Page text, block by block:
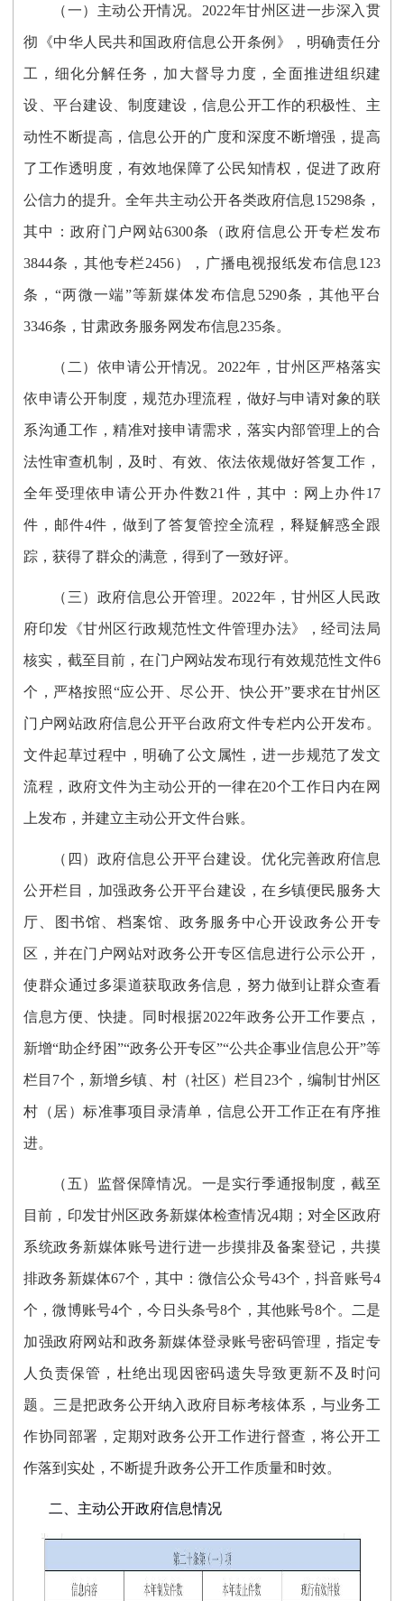
（一）主动公开情况。 2022年甘州区进一步深入贯
彻《中华人民共和国政府信息公开条例》，明确责任分
工，细化分解任务，加大督导力度，全面推进组织建
设、平台建设、制度建设，信息公开工作的积极性、主
动性不断提高，信息公开的广度和深度不断增强，提高
了工作透明度，有效地保障了公民知情权，促进了政府
公信力的提升。全年共主动公开各类政府信息15298条，
其中：政府门户网站6300条（政府信息公开专栏发布
3844条，其他专栏2456），广播电视报纸发布信息123
条，“两微一端”等新媒体发布信息5290条，其他平台
3346条，甘肃政务服务网发布信息235条。
（二）依申请公开情况。 2022年，甘州区严格落实
依申请公开制度，规范办理流程，做好与申请对象的联
系沟通工作，精准对接申请需求，落实内部管理上的合
法性审查机制，及时、有效、依法依规做好答复工作，
全年受理依申请公开办件数21件，其中：网上办件17
件，邮件4件，做到了答复管控全流程，释疑解惑全跟
踪，获得了群众的满意，得到了一致好评。
（三）政府信息公开管理。 2022年，甘州区人民政
府印发《甘州区行政规范性文件管理办法》，经司法局
核实，截至目前，在门户网站发布现行有效规范性文件6
个，严格按照“应公开、尽公开、快公开”要求在甘州区
门户网站政府信息公开平台政府文件专栏内公开发布。
文件起草过程中，明确了公文属性，进一步规范了发文
流程，政府文件为主动公开的一律在20个工作日内在网
上发布，并建立主动公开文件台账。
（四）政府信息公开平台建设。 优化完善政府信息
公开栏目，加强政务公开平台建设，在乡镇便民服务大
厅、图书馆、档案馆、政务服务中心开设政务公开专
区，并在门户网站对政务公开专区信息进行公示公开，
使群众通过多渠道获取政务信息，努力做到让群众查看
信息方便、快捷。同时根据2022年政务公开工作要点，
新增“助企纾困”“政务公开专区”“公共企事业信息公开”等
栏目7个，新增乡镇、村（社区）栏目23个，编制甘州区
村（居）标准事项目录清单，信息公开工作正在有序推
进。
（五）监督保障情况。 一是实行季通报制度，截至
目前，印发甘州区政务新媒体检查情况4期；对全区政府
系统政务新媒体账号进行进一步摸排及备案登记，共摸
排政务新媒体67个，其中：微信公众号43个，抖音账号4
个，微博账号4个，今日头条号8个，其他账号8个。二是
加强政府网站和政务新媒体登录账号密码管理，指定专
人负责保管，杜绝出现因密码遗失导致更新不及时问
题。三是把政务公开纳入政府目标考核体系，与业务工
作协同部署，定期对政务公开工作进行督查，将公开工
作落到实处，不断提升政务公开工作质量和时效。
二、主动公开政府信息情况